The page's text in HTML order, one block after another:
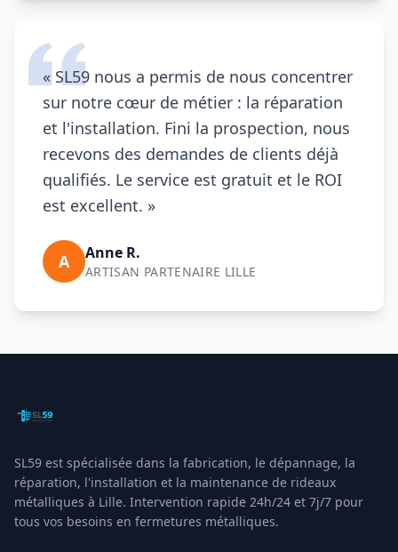
« SL59 nous a permis de nous concentrer
sur notre cœur de métier : la réparation
et l'installation. Fini la prospection, nous
recevons des demandes de clients déjà
qualifiés. Le service est gratuit et le ROI
est excellent. »
A Anne R.
ARTISAN PARTENAIRE LILLE
SL59 est spécialisée dans la fabrication, le dépannage, la
réparation, l'installation et la maintenance de rideaux
métalliques à Lille. Intervention rapide 24h/24 et 7j/7 pour
tous vos besoins en fermetures métalliques.